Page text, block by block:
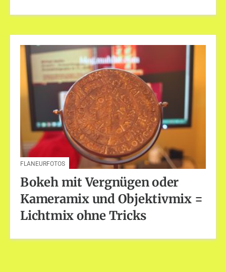
FLANEURFOTOS
Bokeh mit Vergnügen oder
Kameramix und Objektivmix =
Lichtmix ohne Tricks